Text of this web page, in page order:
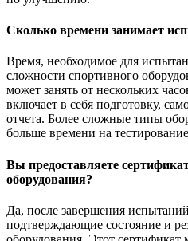
Сколько времени занимает
Время, необходимое для
сложности спортивного
может занять от нескольких
включает в себя подготовку,
отчета. Более сложные типы
больше времени на
Вы предоставляете
оборудования?
Да, после завершения
подтверждающие состояние и